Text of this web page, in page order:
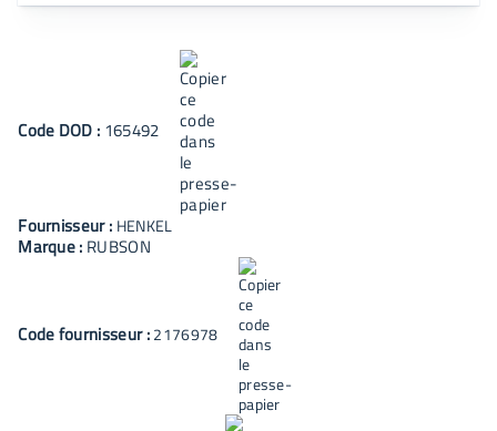
Code DOD : 165492
Fournisseur : HENKEL
Marque : RUBSON
Code fournisseur :2176978